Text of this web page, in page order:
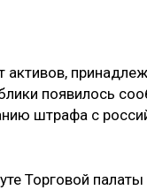
активов,
появилось
штрафа с
Торговой